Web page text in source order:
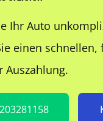
Ihr Auto
einen
Auszahlung.